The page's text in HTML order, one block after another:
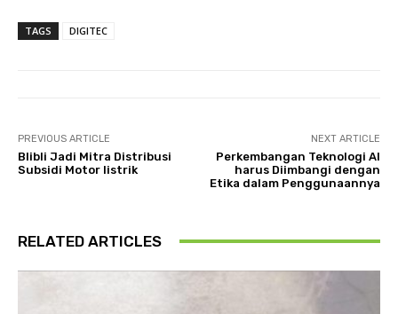
TAGS DIGITEC
PREVIOUS ARTICLE
Blibli Jadi Mitra Distribusi
Subsidi Motor listrik
NEXT ARTICLE
Perkembangan Teknologi AI
harus Diimbangi dengan
Etika dalam Penggunaannya
RELATED ARTICLES